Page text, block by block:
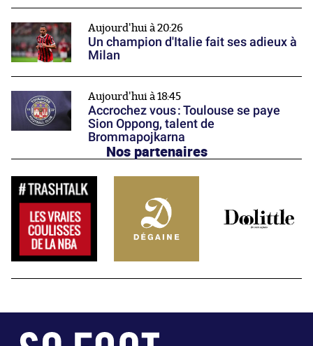
Aujourd'hui à 20:26
Un champion d'Italie fait ses adieux à
Milan
Aujourd'hui à 18:45
Accrochez vous : Toulouse se paye
Sion Oppong, talent de
Brommapojkarna
Nos partenaires